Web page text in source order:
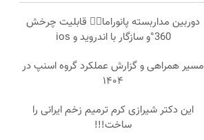
دوربین مداربسته پانوراما👈🏻 قابلیت چرخش
360°و سازگار با اندروید و ios
مسیر همراهی و گزارش عملکرد گروه اسنپ در
۱۴۰۴
این دکتر شیرازی کرم ترمیم زخم ایرانی را
ساخت!!!